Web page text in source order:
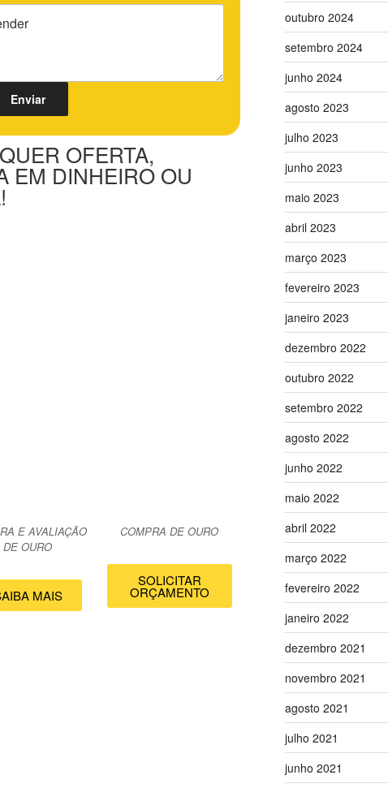
OFERTA,
EM DINHEIRO OU
E AVALIAÇÃO
DE OURO
MAIS
COMPRA DE OURO
SOLICITAR
ORÇAMENTO
outubro 2024
setembro 2024
junho 2024
agosto 2023
julho 2023
junho 2023
maio 2023
abril 2023
março 2023
fevereiro 2023
janeiro 2023
dezembro 2022
outubro 2022
setembro 2022
agosto 2022
junho 2022
maio 2022
abril 2022
março 2022
fevereiro 2022
janeiro 2022
dezembro 2021
novembro 2021
agosto 2021
julho 2021
junho 2021